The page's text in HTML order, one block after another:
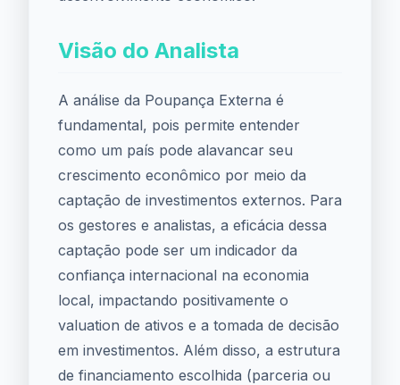
Visão do Analista
A análise da Poupança Externa é
fundamental, pois permite entender
como um país pode alavancar seu
crescimento econômico por meio da
captação de investimentos externos. Para
os gestores e analistas, a eficácia dessa
captação pode ser um indicador da
confiança internacional na economia
local, impactando positivamente o
valuation de ativos e a tomada de decisão
em investimentos. Além disso, a estrutura
de financiamento escolhida (parceria ou